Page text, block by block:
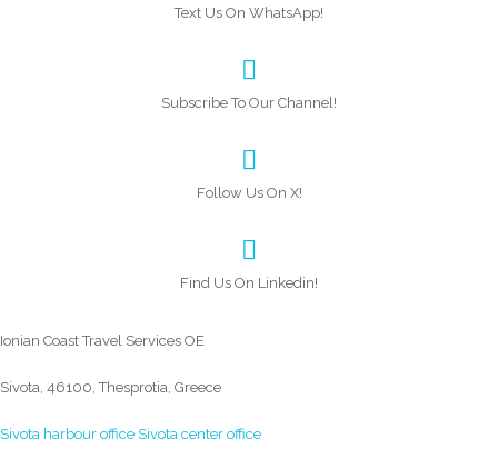
Text Us On WhatsApp!
Subscribe To Our Channel!
Follow Us On X!
Find Us On Linkedin!
Ionian Coast Travel Services OE
Sivota, 46100, Thesprotia, Greece
Sivota harbour office Sivota center office